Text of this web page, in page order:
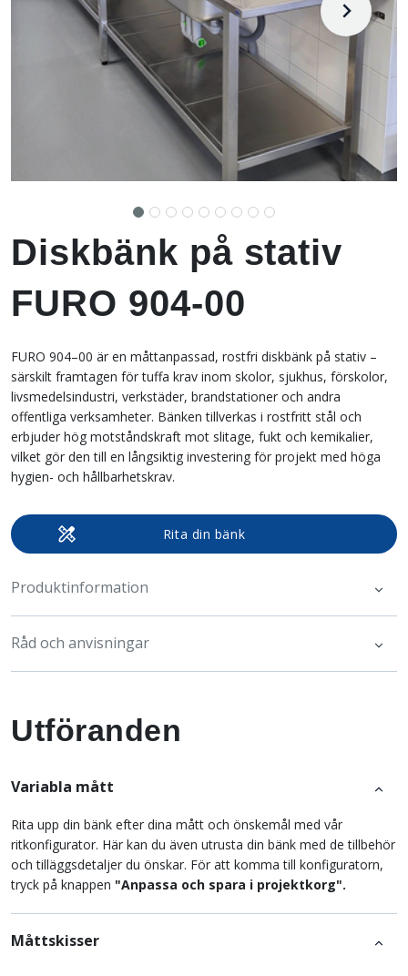
Diskbänk på stativ
FURO 904-00
FURO 904–00 är en måttanpassad, rostfri diskbänk på stativ –
särskilt framtagen för tuffa krav inom skolor, sjukhus, förskolor,
livsmedelsindustri, verkstäder, brandstationer och andra
offentliga verksamheter. Bänken tillverkas i rostfritt stål och
erbjuder hög motståndskraft mot slitage, fukt och kemikalier,
vilket gör den till en långsiktig investering för projekt med höga
hygien- och hållbarhetskrav.
Rita din bänk
Produktinformation
Råd och anvisningar
Utföranden
Variabla mått
Rita upp din bänk efter dina mått och önskemål med vår
ritkonfigurator. Här kan du även utrusta din bänk med de tillbehör
och tilläggsdetaljer du önskar. För att komma till konfiguratorn,
tryck på knappen "Anpassa och spara i projektkorg".
Måttskisser